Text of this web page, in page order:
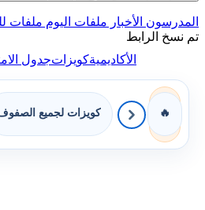
المدرسون الأخبار ملفات اليوم ملفات
تم نسخ الرابط
الأكاديميةكويزاتجدول
🔥 كويزات لجميع